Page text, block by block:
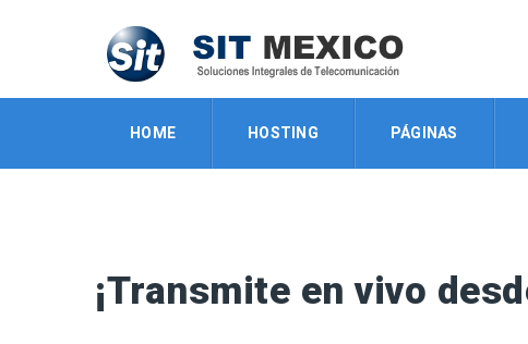
HOME HOSTING PÁGINAS
¡Transmite en vivo